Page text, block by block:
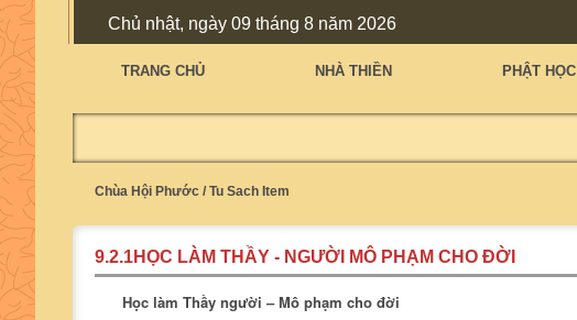
Chủ nhật, ngày 09 tháng 8 năm 2026
TRANG CHỦ NHÀ THIỀN PHẬT HỌC
Chùa Hội Phước / Tu Sach Item
9.2.1HỌC LÀM THẦY - NGƯỜI MÔ PHẠM CHO ĐỜI
Học làm Thầy người – Mô phạm cho đời